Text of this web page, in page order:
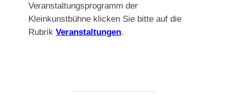
Veranstaltungsprogramm der
Kleinkunstbühne klicken Sie bitte auf die
Rubrik Veranstaltungen.